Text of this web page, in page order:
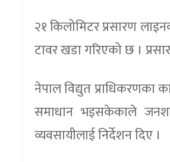
२१ किलोमिटर प्रसारण
टावर खडा गरिएको छ ।
नेपाल विद्युत प्राधिकरणका
समाधान भइसकेकाले
व्यवसायीलाई निर्देशन दिए ।